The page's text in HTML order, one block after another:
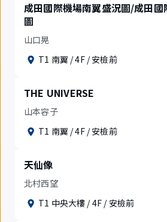
成田國際機場南翼盛況圖/成田國
圖
山口晃
T1 南翼 / 4F / 安檢前
THE UNIVERSE
山本容子
T1 南翼 / 4F / 安檢前
天仙像
北村西望
T1 中央大樓 / 4F / 安檢前